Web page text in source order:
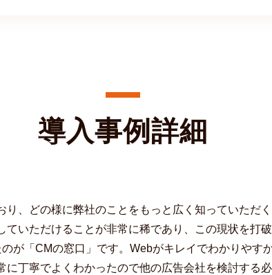
導入事例詳細
、どの様に弊社のことをもっと広く知っていただ
いただけることが非常に稀であり、この現状を打
が「CMの窓口」です。Webがキレイでわかりやす
丁寧でよくわかったので他の広告会社を検討する必